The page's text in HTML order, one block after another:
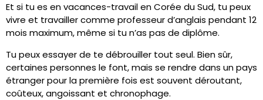
Et si tu es en vacances-travail en Corée du Sud, tu peux
vivre et travailler comme professeur d’anglais pendant 12
mois maximum, même si tu n’as pas de diplôme.
Tu peux essayer de te débrouiller tout seul. Bien sûr,
certaines personnes le font, mais se rendre dans un pays
étranger pour la première fois est souvent déroutant,
coûteux, angoissant et chronophage.